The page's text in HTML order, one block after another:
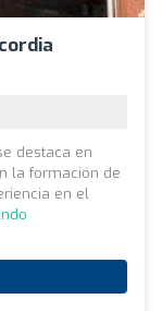
destaca en
la formación de
en el